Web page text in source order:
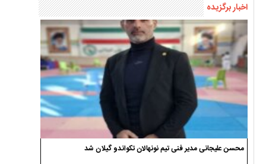
اخبار برگزیده
محسن علیجانی مدیر فنی تیم نونهالان تکواندو گیلان شد